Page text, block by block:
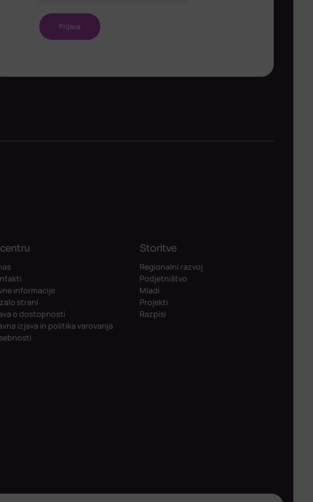
informacije
strani
o dostopnosti
izjava in politika varovanja
Storitve
Regionalni razvoj
Podjetništvo
Mladi
Projekti
Razpisi